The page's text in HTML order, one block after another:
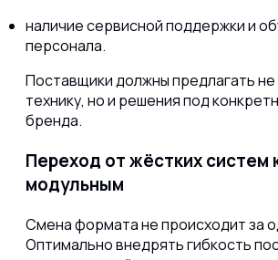
наличие сервисной поддержки и
персонала.
Поставщики должны предлагать не
технику, но и решения под
бренда.
Переход от жёстких систем
модульным
Смена формата не происходит за
Оптимально внедрять гибкость